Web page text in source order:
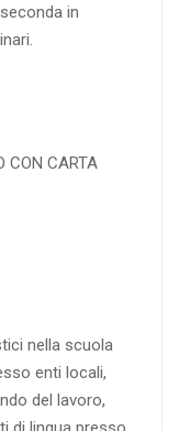
in
CON CARTA
nella scuola
enti locali,
del lavoro,